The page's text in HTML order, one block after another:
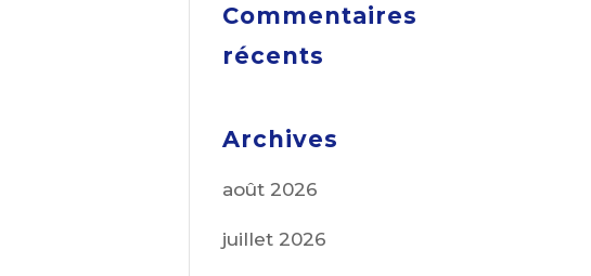
Commentaires
récents
Archives
août 2026
juillet 2026